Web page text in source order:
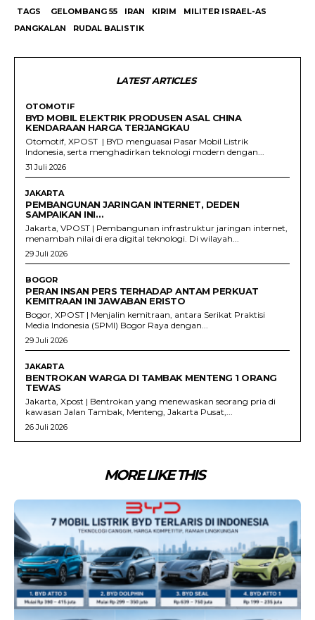
TAGS GELOMBANG 55 IRAN KIRIM
MILITER ISRAEL-AS
PANGKALAN
RUDAL BALISTIK
LATEST ARTICLES
OTOMOTIF
BYD MOBIL ELEKTRIK PRODUSEN ASAL CHINA
KENDARAAN HARGA TERJANGKAU
Otomotif, XPOST | BYD menguasai Pasar Mobil Listrik
Indonesia, serta menghadirkan teknologi modern dengan...
31 Juli 2026
JAKARTA
PEMBANGUNAN JARINGAN INTERNET, DEDEN
SAMPAIKAN INI…
Jakarta, VPOST | Pembangunan infrastruktur jaringan internet,
menambah nilai di era digital teknologi. Di wilayah...
29 Juli 2026
BOGOR
PERAN INSAN PERS TERHADAP ANTAM PERKUAT
KEMITRAAN INI JAWABAN ERISTO
Bogor, XPOST | Menjalin kemitraan, antara Serikat Praktisi
Media Indonesia (SPMI) Bogor Raya dengan...
29 Juli 2026
JAKARTA
BENTROKAN WARGA DI TAMBAK MENTENG 1 ORANG
TEWAS
Jakarta, Xpost | Bentrokan yang menewaskan seorang pria di
kawasan Jalan Tambak, Menteng, Jakarta Pusat,...
26 Juli 2026
MORE LIKE THIS